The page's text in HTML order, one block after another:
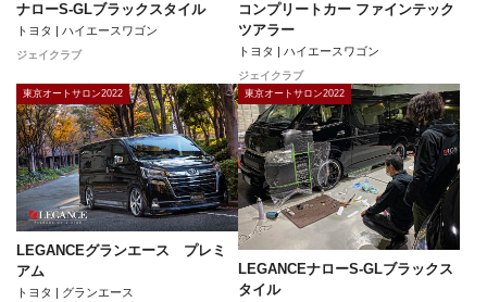
ナローS-GLブラックスタイル
トヨタ | ハイエースワゴン
ジェイクラブ
コンプリートカー ファインテック
ツアラー
トヨタ | ハイエースワゴン
ジェイクラブ
東京オートサロン2022
LEGANCEグランエース プレミ
アム
トヨタ | グランエース
東京オートサロン2022
LEGANCEナローS-GLブラックス
タイル